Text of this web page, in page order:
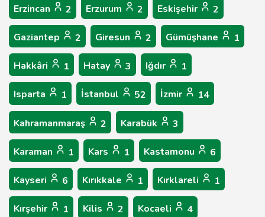
Erzincan 2 Erzurum 2 Eskişehir 2
Gaziantep 2 Giresun 2 Gümüşhane 1
Hakkâri 1 Hatay 3 Iğdır 1
Isparta 1 İstanbul 52 İzmir 14
Kahramanmaraş 2 Karabük 3
Karaman 1 Kars 1 Kastamonu 6
Kayseri 6 Kırıkkale 1 Kırklareli 1
Kırşehir 1 Kilis 2 Kocaeli 4